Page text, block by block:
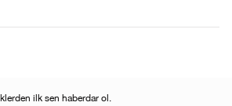
ilk sen haberdar ol.